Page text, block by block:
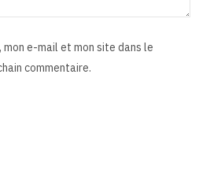
mon e-mail et mon site dans le
commentaire.